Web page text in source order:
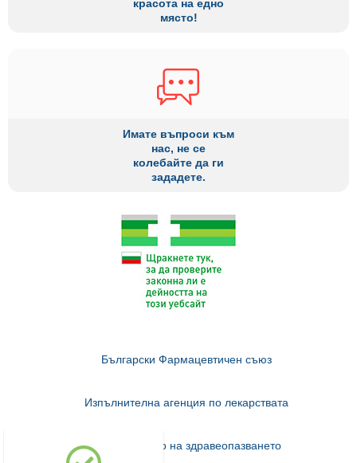
красота на едно
място!
Имате въпроси към
нас, не се
колебайте да ги
зададете.
Български Фармацевтичен съюз
Изпълнителна агенция по лекарствата
Министерство на здравеопазването